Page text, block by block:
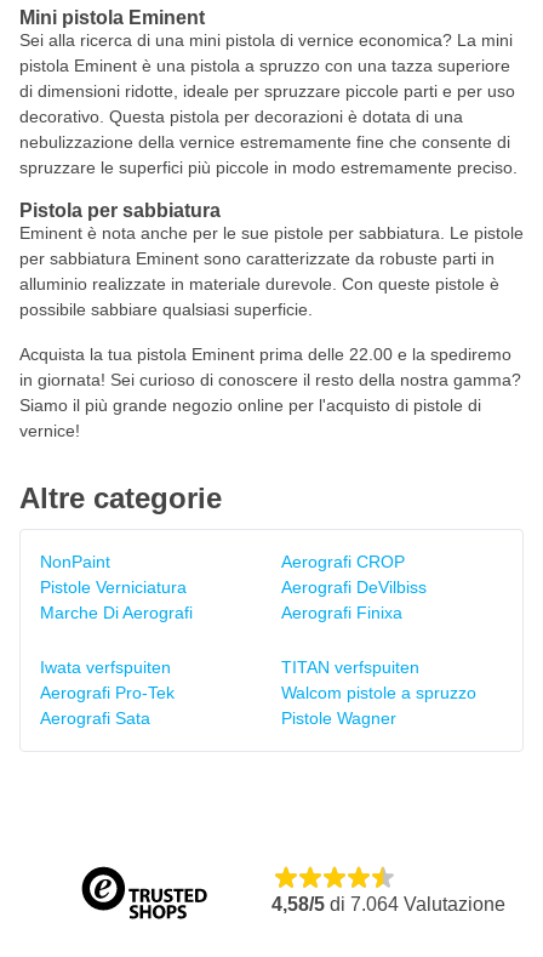
Mini pistola Eminent
Sei alla ricerca di una mini pistola di vernice economica? La mini
pistola Eminent è una pistola a spruzzo con una tazza superiore
di dimensioni ridotte, ideale per spruzzare piccole parti e per uso
decorativo. Questa pistola per decorazioni è dotata di una
nebulizzazione della vernice estremamente fine che consente di
spruzzare le superfici più piccole in modo estremamente preciso.
Pistola per sabbiatura
Eminent è nota anche per le sue pistole per sabbiatura. Le pistole
per sabbiatura Eminent sono caratterizzate da robuste parti in
alluminio realizzate in materiale durevole. Con queste pistole è
possibile sabbiare qualsiasi superficie.
Acquista la tua pistola Eminent prima delle 22.00 e la spediremo
in giornata! Sei curioso di conoscere il resto della nostra gamma?
Siamo il più grande negozio online per l'acquisto di pistole di
vernice!
Altre categorie
NonPaint
Pistole Verniciatura
Marche Di Aerografi
Aerografi CROP
Aerografi DeVilbiss
Aerografi Finixa
Iwata verfspuiten
Aerografi Pro-Tek
Aerografi Sata
TITAN verfspuiten
Walcom pistole a spruzzo
Pistole Wagner
4,58/5 di 7.064 Valutazione